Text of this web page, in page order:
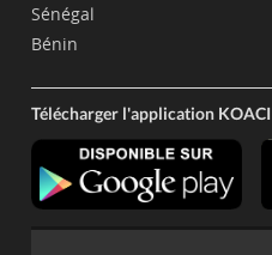
Sénégal
Bénin
Télécharger l'application KOACI